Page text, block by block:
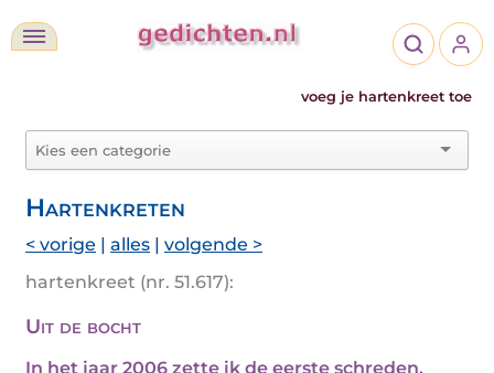
voeg je hartenkreet toe
Hartenkreten
< vorige | alles | volgende >
hartenkreet (nr. 51.617):
Uit de bocht
In het jaar 2006 zette ik de eerste schreden,